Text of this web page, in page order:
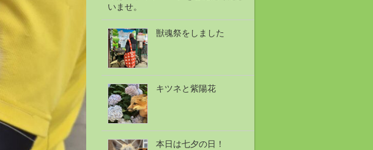
いませ。
獣魂祭をしました
キツネと紫陽花
本日は七夕の日！